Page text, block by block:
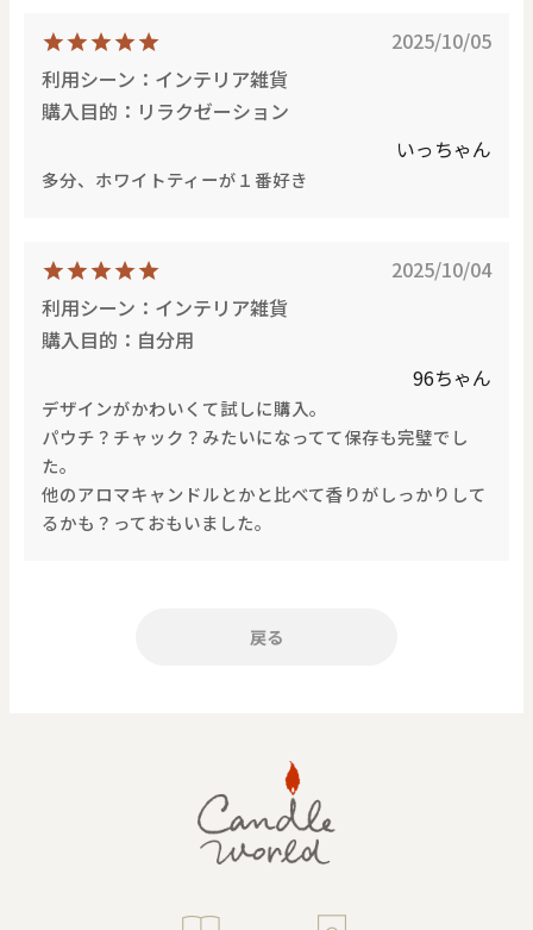
2025/10/05
利用シーン：インテリア雑貨
購入目的：リラクゼーション
いっちゃん
多分、ホワイトティーが１番好き
2025/10/04
利用シーン：インテリア雑貨
購入目的：自分用
96ちゃん
デザインがかわいくて試しに購入。
パウチ？チャック？みたいになってて保存も完璧でし
た。
他のアロマキャンドルとかと比べて香りがしっかりして
るかも？っておもいました。
戻る